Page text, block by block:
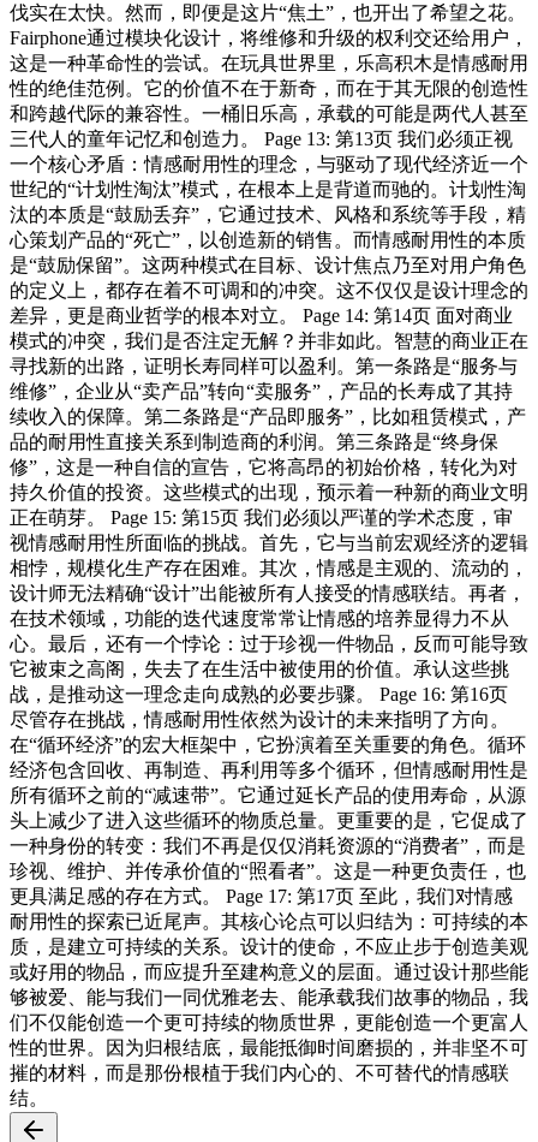
伐实在太快。然而，即便是这片“焦土”，也开出了希望之花。
Fairphone通过模块化设计，将维修和升级的权利交还给用户，
这是一种革命性的尝试。在玩具世界里，乐高积木是情感耐用
性的绝佳范例。它的价值不在于新奇，而在于其无限的创造性
和跨越代际的兼容性。一桶旧乐高，承载的可能是两代人甚至
三代人的童年记忆和创造力。 Page 13: 第13页 我们必须正视
一个核心矛盾：情感耐用性的理念，与驱动了现代经济近一个
世纪的“计划性淘汰”模式，在根本上是背道而驰的。计划性淘
汰的本质是“鼓励丢弃”，它通过技术、风格和系统等手段，精
心策划产品的“死亡”，以创造新的销售。而情感耐用性的本质
是“鼓励保留”。这两种模式在目标、设计焦点乃至对用户角色
的定义上，都存在着不可调和的冲突。这不仅仅是设计理念的
差异，更是商业哲学的根本对立。 Page 14: 第14页 面对商业
模式的冲突，我们是否注定无解？并非如此。智慧的商业正在
寻找新的出路，证明长寿同样可以盈利。第一条路是“服务与
维修”，企业从“卖产品”转向“卖服务”，产品的长寿成了其持
续收入的保障。第二条路是“产品即服务”，比如租赁模式，产
品的耐用性直接关系到制造商的利润。第三条路是“终身保
修”，这是一种自信的宣告，它将高昂的初始价格，转化为对
持久价值的投资。这些模式的出现，预示着一种新的商业文明
正在萌芽。 Page 15: 第15页 我们必须以严谨的学术态度，审
视情感耐用性所面临的挑战。首先，它与当前宏观经济的逻辑
相悖，规模化生产存在困难。其次，情感是主观的、流动的，
设计师无法精确“设计”出能被所有人接受的情感联结。再者，
在技术领域，功能的迭代速度常常让情感的培养显得力不从
心。最后，还有一个悖论：过于珍视一件物品，反而可能导致
它被束之高阁，失去了在生活中被使用的价值。承认这些挑
战，是推动这一理念走向成熟的必要步骤。 Page 16: 第16页
尽管存在挑战，情感耐用性依然为设计的未来指明了方向。
在“循环经济”的宏大框架中，它扮演着至关重要的角色。循环
经济包含回收、再制造、再利用等多个循环，但情感耐用性是
所有循环之前的“减速带”。它通过延长产品的使用寿命，从源
头上减少了进入这些循环的物质总量。更重要的是，它促成了
一种身份的转变：我们不再是仅仅消耗资源的“消费者”，而是
珍视、维护、并传承价值的“照看者”。这是一种更负责任，也
更具满足感的存在方式。 Page 17: 第17页 至此，我们对情感
耐用性的探索已近尾声。其核心论点可以归结为：可持续的本
质，是建立可持续的关系。设计的使命，不应止步于创造美观
或好用的物品，而应提升至建构意义的层面。通过设计那些能
够被爱、能与我们一同优雅老去、能承载我们故事的物品，我
们不仅能创造一个更可持续的物质世界，更能创造一个更富人
性的世界。因为归根结底，最能抵御时间磨损的，并非坚不可
摧的材料，而是那份根植于我们内心的、不可替代的情感联
结。